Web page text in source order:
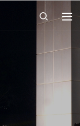
열기